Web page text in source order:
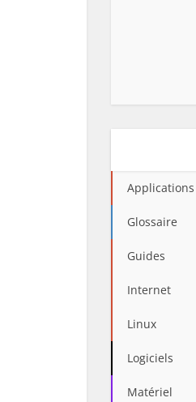
Applications
Glossaire
Guides
Internet
Linux
Logiciels
Matériel